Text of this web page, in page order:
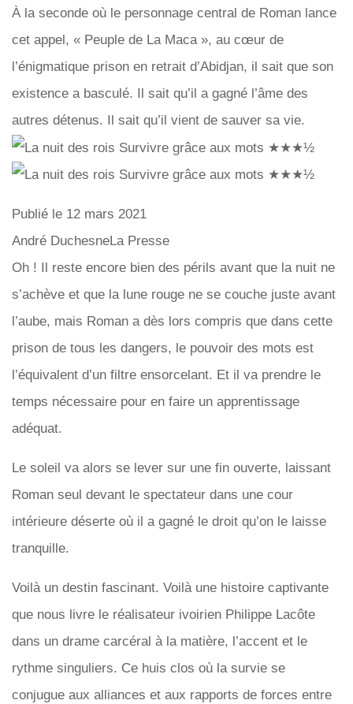
À la seconde où le personnage central de Roman lance
cet appel, « Peuple de La Maca », au cœur de
l’énigmatique prison en retrait d’Abidjan, il sait que son
existence a basculé. Il sait qu’il a gagné l’âme des
autres détenus. Il sait qu’il vient de sauver sa vie.
Publié le 12 mars 2021
André DuchesneLa Presse
Oh ! Il reste encore bien des périls avant que la nuit ne
s’achève et que la lune rouge ne se couche juste avant
l’aube, mais Roman a dès lors compris que dans cette
prison de tous les dangers, le pouvoir des mots est
l’équivalent d’un filtre ensorcelant. Et il va prendre le
temps nécessaire pour en faire un apprentissage
adéquat.
Le soleil va alors se lever sur une fin ouverte, laissant
Roman seul devant le spectateur dans une cour
intérieure déserte où il a gagné le droit qu’on le laisse
tranquille.
Voilà un destin fascinant. Voilà une histoire captivante
que nous livre le réalisateur ivoirien Philippe Lacôte
dans un drame carcéral à la matière, l’accent et le
rythme singuliers. Ce huis clos où la survie se
conjugue aux alliances et aux rapports de forces entre